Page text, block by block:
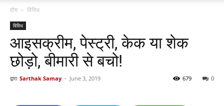
होम विविध
विविध
आइसक्रीम, पेस्ट्री, केक या शेक
छोड़ो, बीमारी से बचो!
द्वारा Sarthak Samay - June 3, 2019 0
679